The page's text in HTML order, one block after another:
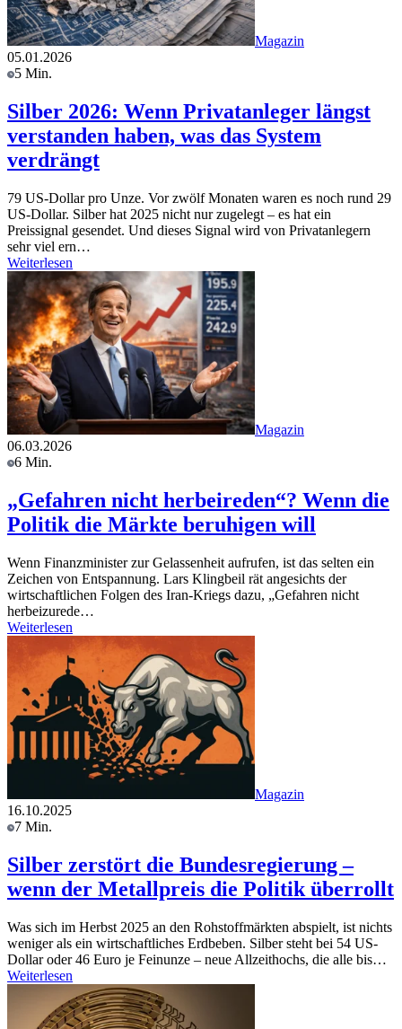
Magazin
05.01.2026
5 Min.
Silber 2026: Wenn Privatanleger längst
verstanden haben, was das System
verdrängt
79 US-Dollar pro Unze. Vor zwölf Monaten waren es noch rund 29
US-Dollar. Silber hat 2025 nicht nur zugelegt – es hat ein
Preissignal gesendet. Und dieses Signal wird von Privatanlegern
sehr viel ern…
Weiterlesen
Magazin
06.03.2026
6 Min.
„Gefahren nicht herbeireden“? Wenn die
Politik die Märkte beruhigen will
Wenn Finanzminister zur Gelassenheit aufrufen, ist das selten ein
Zeichen von Entspannung. Lars Klingbeil rät angesichts der
wirtschaftlichen Folgen des Iran-Kriegs dazu, „Gefahren nicht
herbeizurede…
Weiterlesen
Magazin
16.10.2025
7 Min.
Silber zerstört die Bundesregierung –
wenn der Metallpreis die Politik überrollt
Was sich im Herbst 2025 an den Rohstoffmärkten abspielt, ist nichts
weniger als ein wirtschaftliches Erdbeben. Silber steht bei 54 US-
Dollar oder 46 Euro je Feinunze – neue Allzeithochs, die alle bis…
Weiterlesen